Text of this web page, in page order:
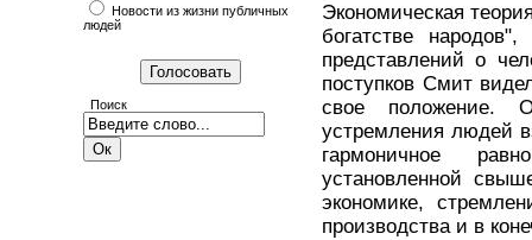
Новости из жизни публичных
людей
Поиск
Экономическая
богатстве
представлений о
поступков Смит
свое положение.
устремления людей
гармоничное
установленной
экономике,
производства и в